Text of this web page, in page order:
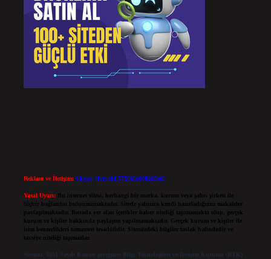
Reklam ve İletişim: Skype: live:.cid.575569c608265c69
Yasal Uyarı:
Bu internet sitesi, herhangi bir marka, kurum veya şahıs şirketi ile
hiçbir bağlantısı bulunmamaktadır. Sitede yalnızca kendi hazırladığımız makaleler
paylaşılmaktadır. Burada yer alan içerikler haber niteliği taşımamakta olup, gerçek
kurum ve kişiler hakkında paylaşım yapılmamaktadır. Gerçek kurum ve kişiler ile
isim benzerlikleri tamamen tesadüfidir. Sitemizdeki bilgiler taslak halindedir ve
tavsiye niteliği taşımazlar.
Sitemiz, 5651 Sayılı Kanun gereğince Bilgi Teknolojileri ve İletişim Kurumu (BTK)